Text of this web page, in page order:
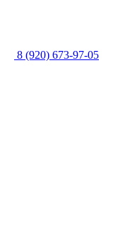
8 (920) 673-97-05